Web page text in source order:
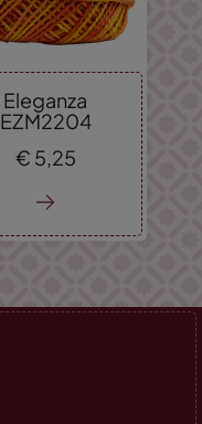
Eleganza
EZM2204
€ 5,25